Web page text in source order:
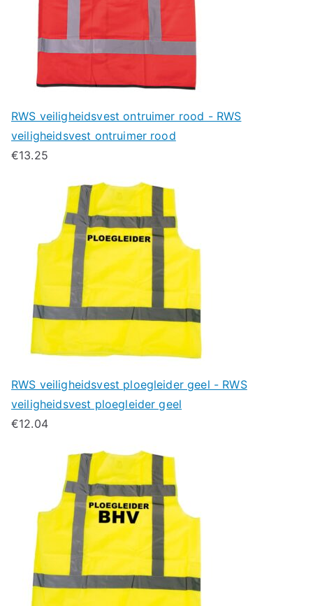
RWS veiligheidsvest ontruimer rood - RWS
veiligheidsvest ontruimer rood
€13.25
RWS veiligheidsvest ploegleider geel - RWS
veiligheidsvest ploegleider geel
€12.04